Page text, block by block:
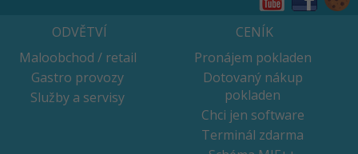
ODVĚTVÍ
Maloobchod / retail
Gastro provozy
Služby a servisy
CENÍK
Pronájem pokladen
Dotovaný nákup
pokladen
Chci jen software
Terminál zdarma